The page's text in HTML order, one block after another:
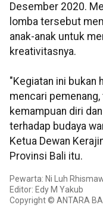
Desember 2020.
lomba tersebut
anak-anak untuk
kreativitasnya.
"Kegiatan ini bukan
mencari
kemampuan diri
terhadap budaya
Ketua Dewan
Provinsi Bali itu.
Pewarta: Ni Luh
Editor: Edy M Yakub
Copyright © ANTARA